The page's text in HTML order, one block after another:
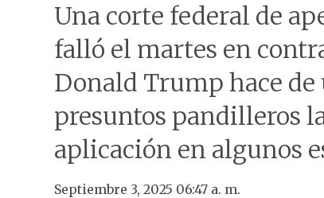
Una corte federal de
falló el martes en
Donald Trump hace de
presuntos pandilleros
aplicación en algunos
Septiembre 3, 2025 06:47 a. m.